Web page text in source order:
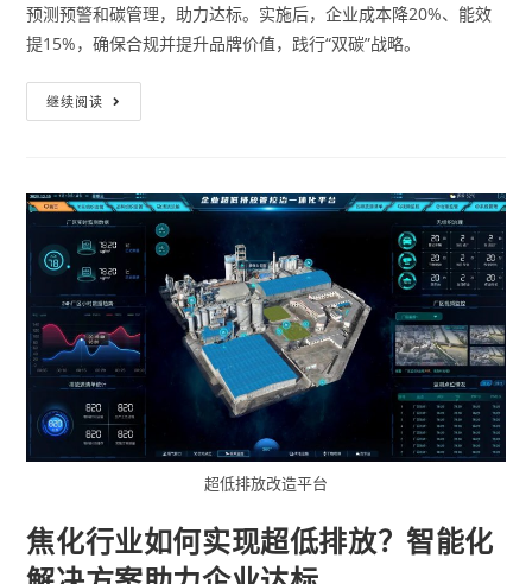
预测预警和碳管理，助力达标。实施后，企业成本降20%、能效
提15%，确保合规并提升品牌价值，践行“双碳”战略。
继续阅读
超低排放改造平台
焦化行业如何实现超低排放？智能化